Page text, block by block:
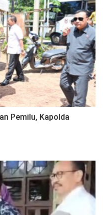
Pemilu, Kapolda